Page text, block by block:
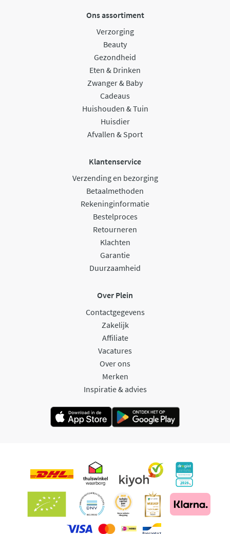
Ons assortiment
Verzorging
Beauty
Gezondheid
Eten & Drinken
Zwanger & Baby
Cadeaus
Huishouden & Tuin
Huisdier
Afvallen & Sport
Klantenservice
Verzending en bezorging
Betaalmethoden
Rekeninginformatie
Bestelproces
Retourneren
Klachten
Garantie
Duurzaamheid
Over Plein
Contactgegevens
Zakelijk
Affiliate
Vacatures
Over ons
Merken
Inspiratie & advies